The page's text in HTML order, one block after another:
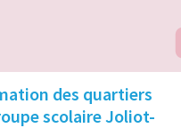
des quartiers
scolaire Joliot-